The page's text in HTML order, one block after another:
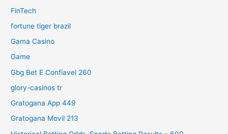
FinTech
fortune tiger brazil
Gama Casino
Game
Gbg Bet E Confiavel 260
glory-casinos tr
Gratogana App 449
Gratogana Movil 213